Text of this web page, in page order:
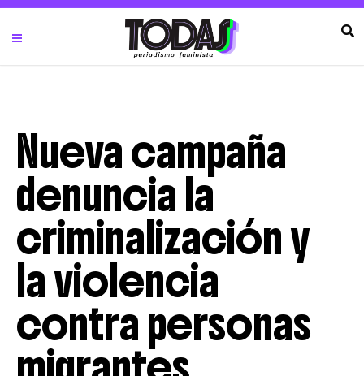
Nueva campaña
denuncia la
criminalización y
la violencia
contra personas